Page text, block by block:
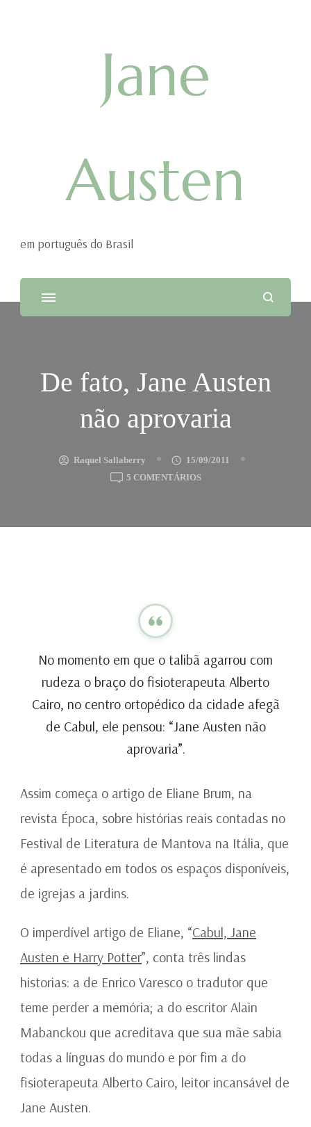
Jane
Austen
em português do Brasil
De fato, Jane Austen
não aprovaria
Raquel Sallaberry
15/09/2011
5 COMENTÁRIOSEM
JANE
No momento em que o talibã agarrou com
rudeza o braço do fisioterapeuta Alberto
Cairo, no centro ortopédico da cidade afegã
de Cabul, ele pensou: “Jane Austen não
aprovaria”.
Assim começa o artigo de Eliane Brum, na
revista Época, sobre histórias reais contadas no
Festival de Literatura de Mantova na Itália, que
é apresentado em todos os espaços disponíveis,
de igrejas a jardins.
O imperdível artigo de Eliane, “Cabul, Jane
Austen e Harry Potter”, conta três lindas
historias: a de Enrico Varesco o tradutor que
teme perder a memória; a do escritor Alain
Mabanckou que acreditava que sua mãe sabia
todas a línguas do mundo e por fim a do
fisioterapeuta Alberto Cairo, leitor incansável de
Jane Austen.